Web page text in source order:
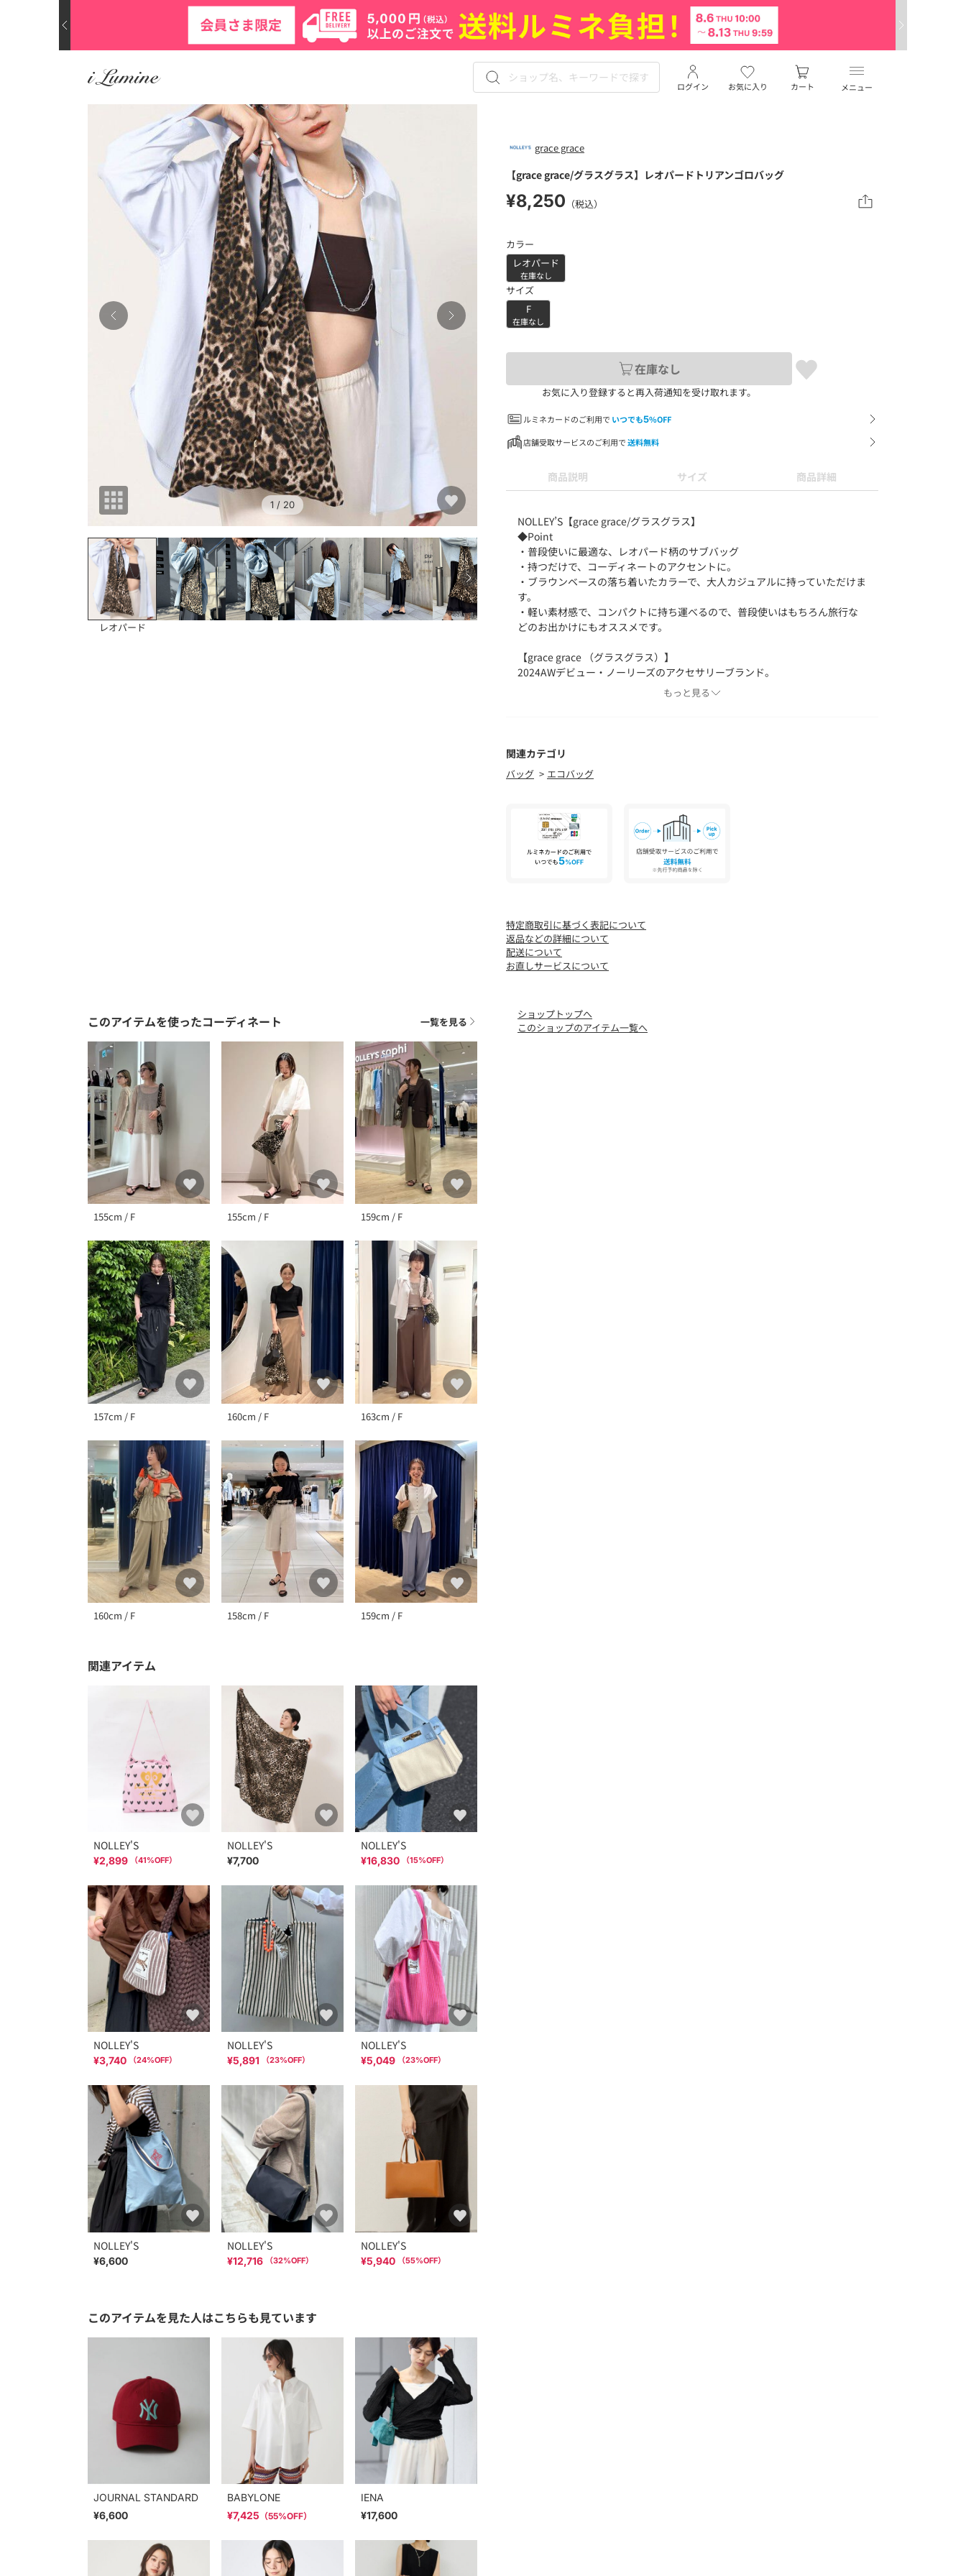
メニュー
お気に入り
ログイン カート
1 / 20
レオパード
grace grace
【grace grace/グラスグラス】レオパードトリアンゴロバッグ
¥8,250 （税込）
カラー
レオパード
在庫なし
サイズ
F
在庫なし
在庫なし
お気に入り登録すると再入荷通知を受け取れます。
ルミネカードのご利用で いつでも5%OFF
店舗受取サービスのご利用で送料無料
商品説明 サイズ 商品詳細
NOLLEY’S【grace grace/グラスグラス】
◆Point
・普段使いに最適な、レオパード柄のサブバッグ
・持つだけで、コーディネートのアクセントに。
・ブラウンベースの落ち着いたカラーで、大人カジュアルに持っていただけま
す。
・軽い素材感で、コンパクトに持ち運べるので、普段使いはもちろん旅行な
どのお出かけにもオススメです。
【grace grace （グラスグラス）】
2024AWデビュー・ノーリーズのアクセサリーブランド。
シンプルで美しいスキンジュエリー”ジュエリーシリーズ”と、重ねるごとに自
Ti sentral sempre piu sicuro di te ~あなたはますます自分に自信を持つよう
になるでしょう～
●お取扱い上のご注意●
※アテンションタグを必ずご確認の上、着用又はお取り扱い下さい。
※店頭及び屋外での撮影画像は、光の当たり具合で色味が違って見える場合
があります。
商品の色味は、スタジオ撮影の画像をご参照下さい。
に若干の誤差が生じる場合があります。
もっと見る
関連カテゴリ
バッグ エコバッグ
特定商取引に基づく表記について
返品などの詳細について
配送について
お直しサービスについて
このアイテムを使ったコーディネート 一覧を見る
155cm / F 155cm / F 159cm / F
157cm / F 160cm / F 163cm / F
160cm / F 158cm / F 159cm / F
関連アイテム
NOLLEY'S
¥2,899 （41%OFF）
NOLLEY'S
¥7,700
NOLLEY'S
¥16,830 （15%OFF）
NOLLEY'S
¥3,740 （24%OFF）
NOLLEY'S
¥5,891 （23%OFF）
NOLLEY'S
¥5,049 （23%OFF）
NOLLEY'S
¥6,600
NOLLEY'S
¥12,716 （32%OFF）
NOLLEY'S
¥5,940 （55%OFF）
ショップトップへ
このショップのアイテム一覧へ